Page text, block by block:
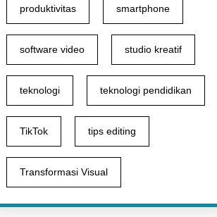
produktivitas smartphone
software video studio kreatif
teknologi teknologi pendidikan
TikTok tips editing
Transformasi Visual